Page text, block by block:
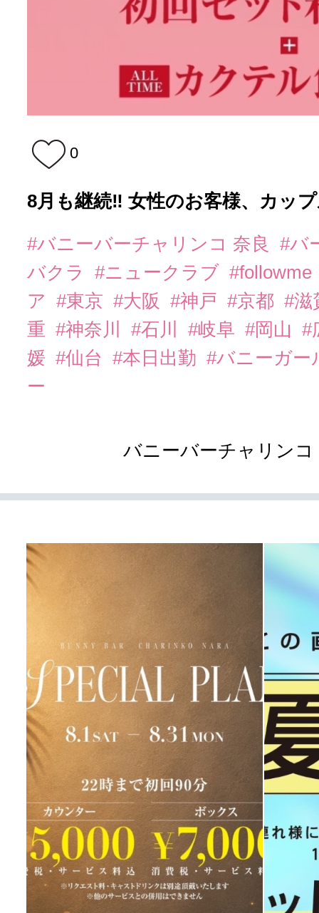
0
8月も継続‼️ 女性のお客様、カッ
#バニーバーチャリンコ 奈良
#バ
バクラ
#ニュークラブ #followme
ア
#東京 #大阪 #神戸 #京都 #
重 #神奈川 #石川 #岐阜 #岡山
#
媛 #仙台 #本日出勤 #バニーガ
ー
バニーバーチャリンコ